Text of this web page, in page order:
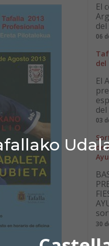
El
06
del
El
del
03
de
30